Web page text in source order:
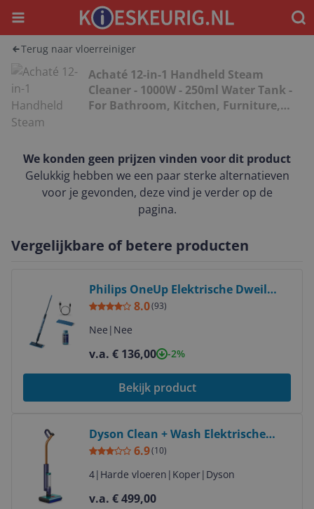
Menu
Terug naar vloerreiniger
Achaté 12-in-1 Handheld Steam
Cleaner - 1000W - 250ml Water Tank -
For Bathroom, Kitchen, Furniture,
We konden geen prijzen vinden voor dit product
Gelukkig hebben we een paar sterke alternatieven
voor je gevonden, deze vind je verder op de
pagina.
Vergelijkbare of betere producten
Philips OneUp Elektrische Dweil
5000 series XV5113/01
8.0(93)
Nee | Nee
v.a. € 136,00 -2%
Bekijk product
Dyson Clean + Wash Elektrische
bezem | Droog en nat | Zakloos |
Blauw, Koper
6.9(10)
4| Harde vloeren | Koper| Dyson
v.a. € 499,00